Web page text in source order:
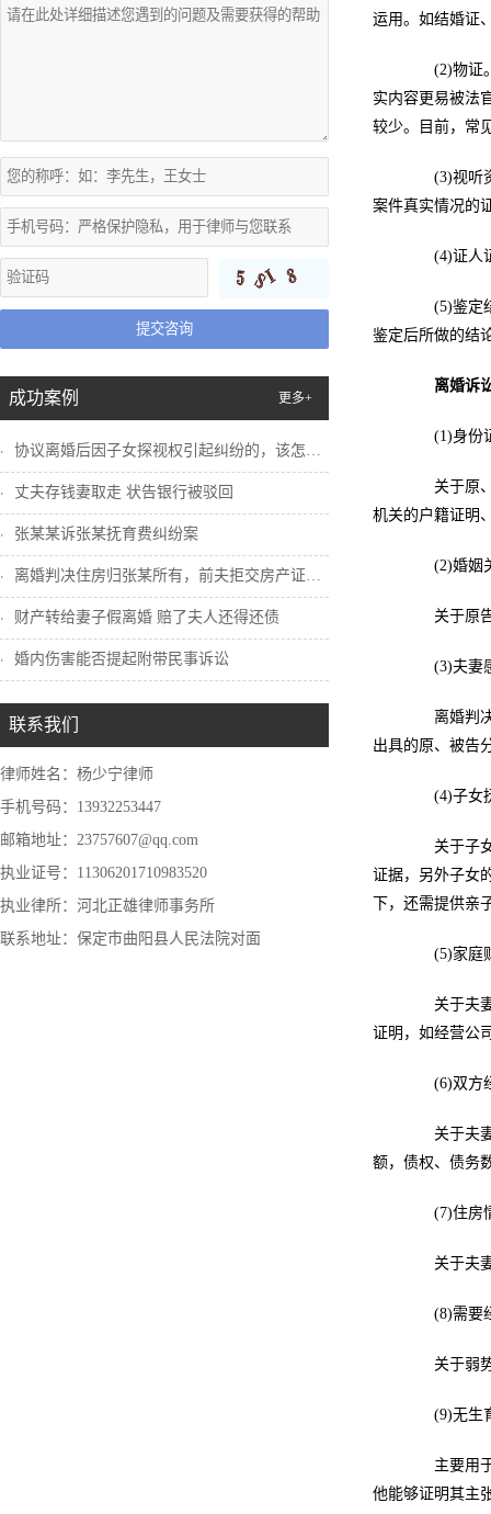
提交咨询
成功案例 更多+
协议离婚后因子女探视权引起纠纷的，该怎么...
丈夫存钱妻取走 状告银行被驳回
张某某诉张某抚育费纠纷案
离婚判决住房归张某所有，前夫拒交房产证怎...
财产转给妻子假离婚 赔了夫人还得还债
婚内伤害能否提起附带民事诉讼
联系我们
律师姓名：杨少宁律师
手机号码：13932253447
邮箱地址：23757607@qq.com
执业证号：11306201710983520
执业律所：河北正雄律师事务所
联系地址：保定市曲阳县人民法院对面
运用。如结婚证
(2)物证。
实内容更易被法
较少。目前，常
(3)视听资
案件真实情况的
(4)证人证
(5)鉴定结
鉴定后所做的结
离婚诉
(1)身份
关于原、
机关的户籍证明
(2)婚姻
关于原告
(3)夫妻感
离婚判决
出具的原、被告
(4)子女
关于子女
证据，另外子女
下，还需提供亲
(5)家庭
关于夫妻
证明，如经营公
(6)双方经
关于夫妻
额，债权、债务
(7)住房
关于夫妻
(8)需要经
关于弱势
(9)无生
主要用于
他能够证明其主